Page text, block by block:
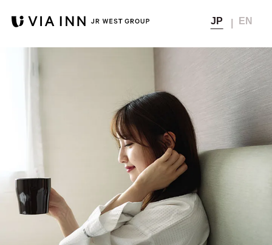
JP EN
ホテル一覧
メンバーズクラブ
Member's Page 会員ページ
Special offersおすすめプラン＆キャンペーン
宿泊予約
非会員の方
公式サイト
ベストレート保証から
さらに5％OFF
通常料金
（公式サイト
ベストレート価格）
ポイント
宿泊時に獲得
次回宿泊料金の割引や
無料チケットなどに交換可能
12時まで無料延長
10時まで
（延長は別料金）
さらに見る ▼
宿泊
航空券+宿泊
会員マイページ
メンバーズクラブのご案内
会員登録確認メール再送